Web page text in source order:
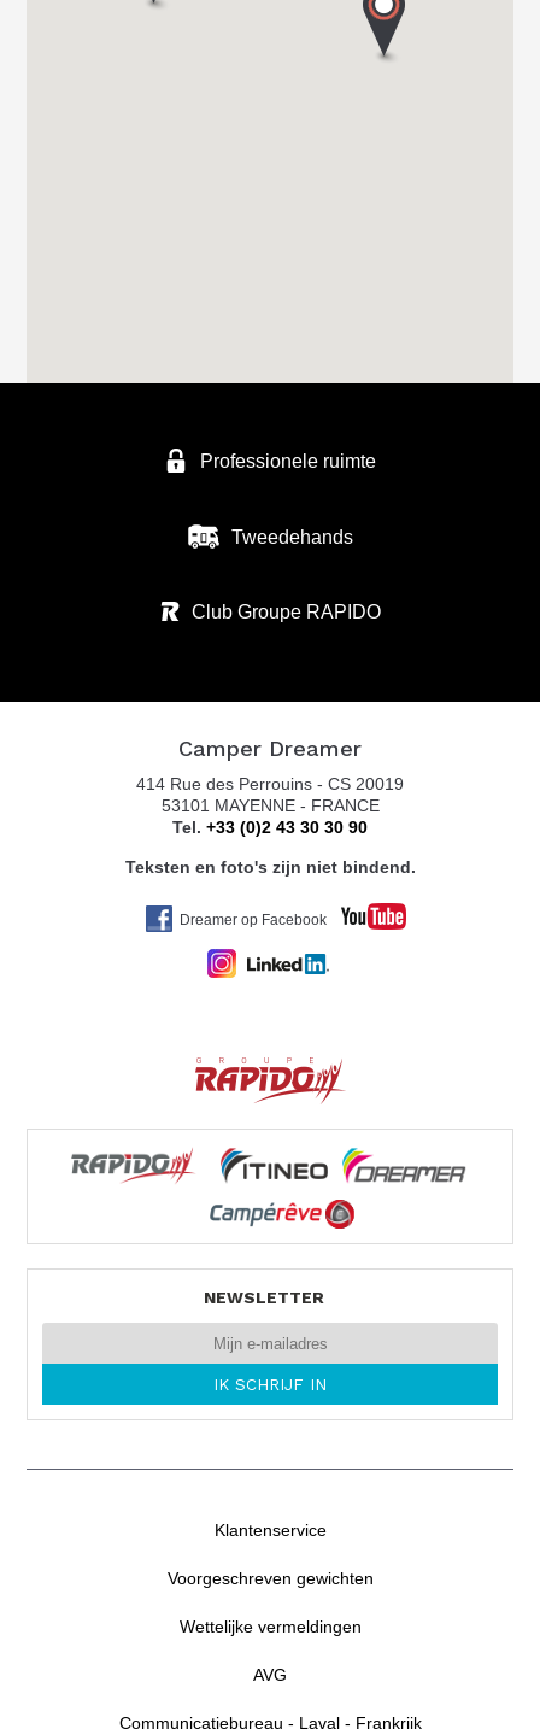
Professionele ruimte
Tweedehands
Club Groupe RAPIDO
Camper Dreamer
414 Rue des Perrouins - CS 20019
53101 MAYENNE - FRANCE
Tel. +33 (0)2 43 30 30 90
Teksten en foto's zijn niet bindend.
Dreamer op Facebook
NEWSLETTER
Klantenservice
Voorgeschreven gewichten
Wettelijke vermeldingen
AVG
Communicatiebureau - Laval - Frankrijk